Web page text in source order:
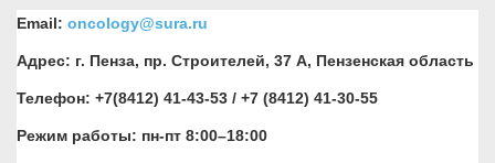
Email: oncology@sura.ru
Адрес: г. Пенза, пр. Строителей, 37 А, Пензенская область
Телефон: +7(8412) 41-43-53 / +7 (8412) 41-30-55
Режим работы: пн-пт 8:00–18:00